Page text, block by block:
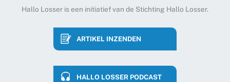
Hallo Losser is een initiatief van de Stichting Hallo Losser.
ARTIKEL INZENDEN
HALLO LOSSER PODCAST